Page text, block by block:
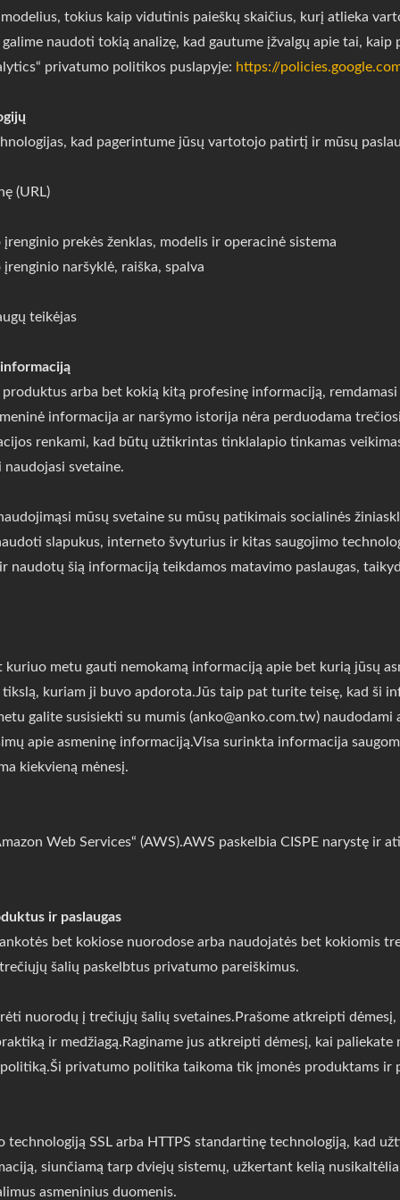
tokius kaip vidutinis paieškų skaičius, kurį atlieka
naudoti tokią analizę, kad gautume įžvalgų apie tai,
privatumo politikos puslapyje: https://
kad pagerintume jūsų vartotojo patirtį ir mūsų
(URL)
prekės ženklas, modelis ir operacinė sistema
naršyklė, raiška, spalva
teikėjas
arba bet kokią kitą profesinę informaciją, remdamasi
informacija ar naršymo istorija nėra perduodama
renkami, kad būtų užtikrintas tinklalapio tinkamas
svetaine.
mūsų svetaine su mūsų patikimais socialinės
slapukus, interneto švyturius ir kitas saugojimo
šią informaciją teikdamos matavimo paslaugas,
metu gauti nemokamą informaciją apie bet kurią jūsų
tikslą, kuriam ji buvo apdorota.Jūs taip pat turite teisę, kad ši
galite susisiekti su mumis (anko@anko.com.tw) naudodami
apie asmeninę informaciją.Visa surinkta informacija
kiekvieną mėnesį.
Web Services“ (AWS).AWS paskelbia CISPE narystę ir
ir paslaugas
bet kokiose nuorodose arba naudojatės bet kokiomis
šalių paskelbtus privatumo pareiškimus.
nuorodų į trečiųjų šalių svetaines.Prašome atkreipti
ir medžiagą.Raginame jus atkreipti dėmesį, kai
privatumo politika taikoma tik įmonės produktams ir
technologiją SSL arba HTTPS standartinę technologiją, kad
siunčiamą tarp dviejų sistemų, užkertant kelią
asmeninius duomenis.